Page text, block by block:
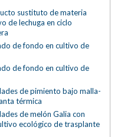
sustituto de materia
de lechuga en ciclo
de fondo en cultivo de
de fondo en cultivo de
de pimiento bajo malla-
térmica
de melón Galia con
ecológico de trasplante